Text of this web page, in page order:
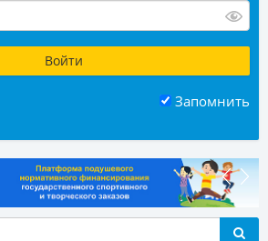
Запомнить